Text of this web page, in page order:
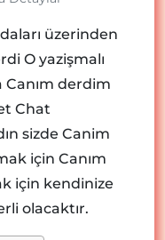
üzerinden
O yazişmalı
derdim
Chat
sizde Canim
için Canım
için kendinize
olacaktır.